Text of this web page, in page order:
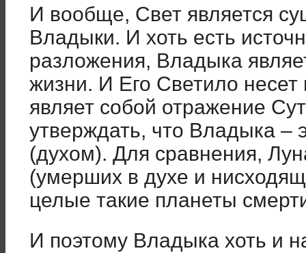
И вообще, Свет является
Владыки. И хоть есть
разложения, Владыка
жизни. И Его Светило несет
являет собой отражение
утверждать, что Владыка –
(духом). Для сравнения,
(умерших в духе и
целые такие планеты
И поэтому Владыка хоть и